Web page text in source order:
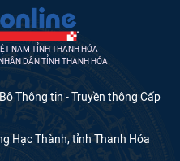
NAM TỈNH THANH HÓA
DÂN TỈNH THANH HÓA
Thông tin - Truyền thông Cấp
Hạc Thành, tỉnh Thanh Hóa